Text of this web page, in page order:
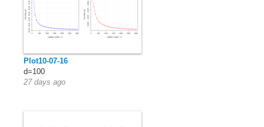
Plot10-07-16
d=100
27 days ago